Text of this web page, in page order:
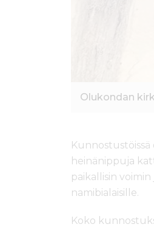
Olukondan
heinänippuja
paikallisin
namibialaisille.
Koko